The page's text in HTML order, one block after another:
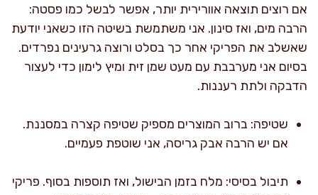
אם רוצים תוצאה אוורירית יותר, אפשר לבשל כמו פסטה:
הרבה מים, ואז סינון. אני משתמשת בשיטה הזו כשאני יודעת
שאשלב את הפריקי אחר כך בסלט ורוצה גרעינים נפרדים.
בסיום אני מערבבת עם מעט שמן זית ומיץ לימון כדי לעצור
הדבקה ולתת רעננות.
שטיפה: ברוב המוצרים מספיק שטיפה קצרה במסננת.
אם יש הרבה אבק גריסה, אני שוטפת פעמיים.
תיבול בסיסי: מלח בזמן הבישול, ואז תוספות בסוף. פריקי